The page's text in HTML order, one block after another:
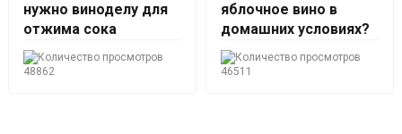
нужно виноделу для
отжима сока
48862
яблочное вино в
домашних условиях?
46511